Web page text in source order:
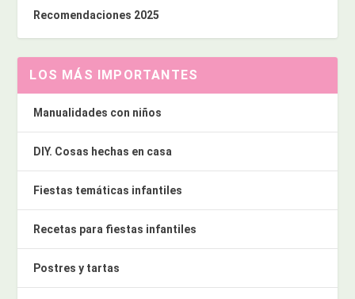
Recomendaciones 2025
LOS MÁS IMPORTANTES
Manualidades con niños
DIY. Cosas hechas en casa
Fiestas temáticas infantiles
Recetas para fiestas infantiles
Postres y tartas